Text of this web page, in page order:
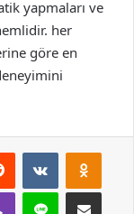
yapmaları ve
her
göre en
Reddit VKontakte
Viber Line E-Posta ile